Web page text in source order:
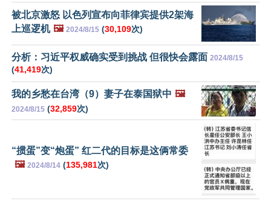
被北京激怒 以色列宣布向菲律宾提供2架海
上巡逻机 🖼️ 2024/8/15 (30,109次)
分析：习近平权威确实受到挑战 但很快会露面 2024/8/15
(41,419次)
我的乡愁在台湾（9）妻子在泰国狱中 🖼️
2024/8/15 (32,859次)
“掼蛋”变“炮蛋” 红二代的目标是这俩常委
🖼️ 2024/8/14 (135,981次)